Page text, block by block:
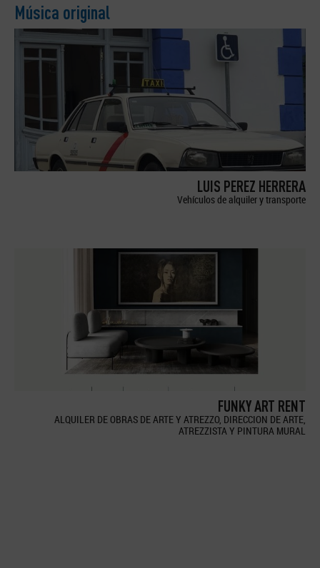
Música original
LUIS PEREZ HERRERA
Vehículos de alquiler y transporte
FUNKY ART RENT
ALQUILER DE OBRAS DE ARTE Y ATREZZO, DIRECCION DE ARTE,
ATREZZISTA Y PINTURA MURAL